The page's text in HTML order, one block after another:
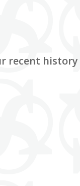
recent history